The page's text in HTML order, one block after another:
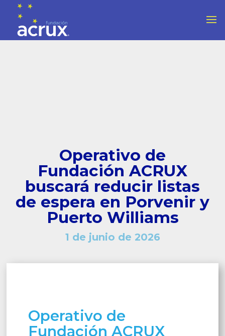
Operativo de
Fundación ACRUX
buscará reducir listas
de espera en Porvenir y
Puerto Williams
1 de junio de 2026
Operativo de
Fundación ACRUX